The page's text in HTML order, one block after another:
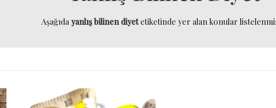
Aşağıda yanlış bilinen diyetetiketinde yer alan konular